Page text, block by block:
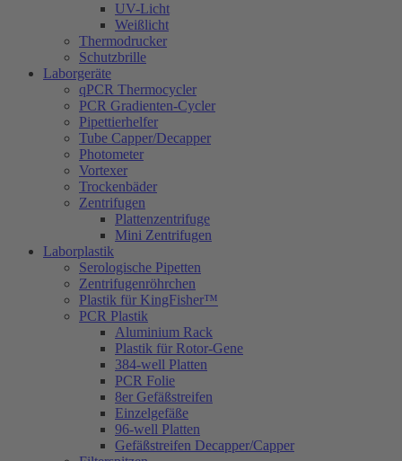
UV-Licht
Weißlicht
Thermodrucker
Schutzbrille
Laborgeräte
qPCR Thermocycler
PCR Gradienten-Cycler
Pipettierhelfer
Tube Capper/Decapper
Photometer
Vortexer
Trockenbäder
Zentrifugen
Plattenzentrifuge
Mini Zentrifugen
Laborplastik
Serologische Pipetten
Zentrifugenröhrchen
Plastik für KingFisher™
PCR Plastik
Aluminium Rack
Plastik für Rotor-Gene
384-well Platten
PCR Folie
8er Gefäßstreifen
Einzelgefäße
96-well Platten
Gefäßstreifen Decapper/Capper